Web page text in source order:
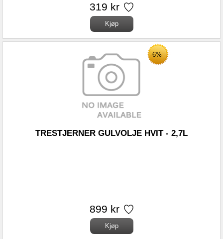
319 kr
-6%
TRESTJERNER GULVOLJE HVIT - 2,7L
899 kr